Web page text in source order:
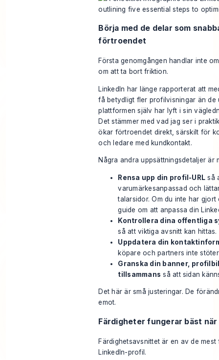
Börja med de delar som
förtroendet
Första genomgången handlar inte
om att ta bort friktion.
LinkedIn har länge rapporterat att
få betydligt fler profilvisningar än de
plattformen själv har lyft i sin
Det stämmer med vad jag ser i
ökar förtroendet direkt, särskilt för
och ledare med kundkontakt.
Några andra uppsättningsdetaljer är
Rensa upp din profil-URL så
varumärkesanpassad och
talarsidor. Om du inte har
guide om att anpassa din
Kontrollera dina offentliga
så att viktiga avsnitt kan hittas.
Uppdatera din
köpare och partners inte
Granska din banner,
tillsammans så att sidan
Det här är små justeringar. De
emot.
Färdigheter fungerar bäst
Färdighetsavsnittet är en av de
LinkedIn-profil.